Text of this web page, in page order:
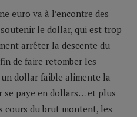
euro va à l’encontre des
le dollar, qui est trop
arrêter la descente du
de faire retomber les
dollar faible alimente la
se paye en dollars… et plus
cours du brut montent, les